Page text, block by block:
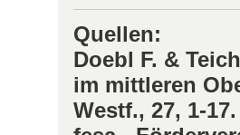
Quellen:
Doebl F. &
im mittleren
Westf., 27, 1-17.